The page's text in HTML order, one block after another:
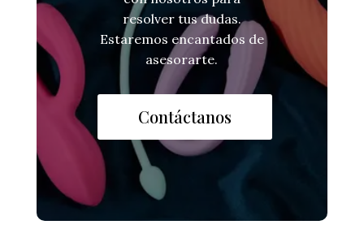
resolver tus dudas.
Estaremos encantados de
asesorarte.
Contáctanos